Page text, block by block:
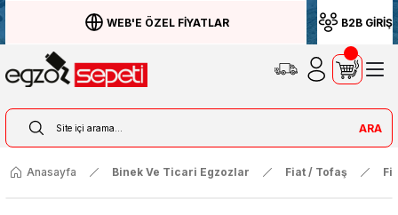
WEB'E ÖZEL FİYATLAR B2B GİRİŞ
ARA
Anasayfa Binek Ve Ticari Egzozlar Fiat / Tofaş